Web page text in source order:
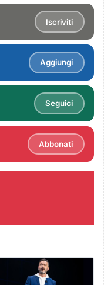
Iscriviti
Aggiungi
Seguici
Abbonati